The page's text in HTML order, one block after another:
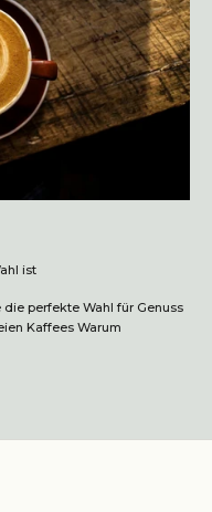
ist
perfekte Wahl für Genuss
Kaffees Warum